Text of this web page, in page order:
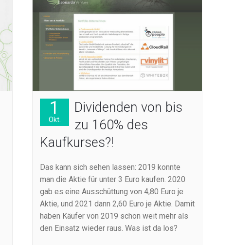
1
Okt.
Dividenden von bis
zu 160% des
Kaufkurses?!
Das kann sich sehen lassen: 2019 konnte
man die Aktie für unter 3 Euro kaufen. 2020
gab es eine Ausschüttung von 4,80 Euro je
Aktie, und 2021 dann 2,60 Euro je Aktie. Damit
haben Käufer von 2019 schon weit mehr als
den Einsatz wieder raus. Was ist da los?